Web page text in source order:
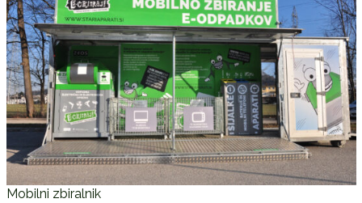
Mobilni zbiralnik